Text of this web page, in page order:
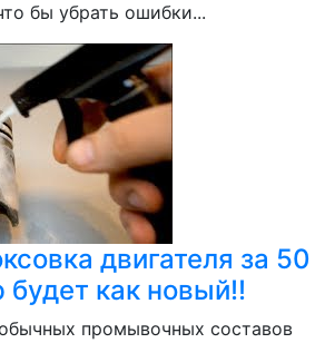
бы убрать ошибки...
двигателя за 50
будет как новый!!
промывочных составов